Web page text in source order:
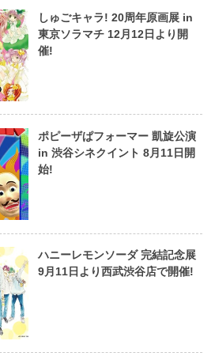
しゅごキャラ! 20周年原画展 in
東京ソラマチ 12月12日より開
催!
ポピーザぱフォーマー 凱旋公演
in 渋谷シネクイント 8月11日開
始!
ハニーレモンソーダ 完結記念展
9月11日より西武渋谷店で開催!